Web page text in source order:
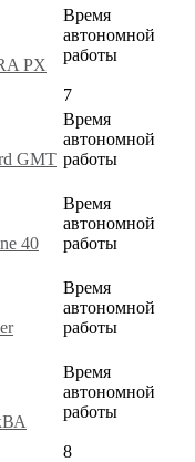
PX
Время
автономной
работы
7
GMT
Время
автономной
работы
40
Время
автономной
работы
Время
автономной
работы
Время
автономной
работы
8